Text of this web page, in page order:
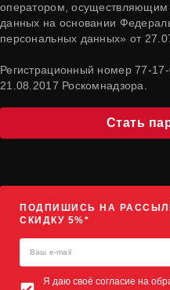
оператором, осуществляющим
данных на основании
персональных данных» от
Регистрационный номер 77-
21.08.2017 Роскомнадзора.
Стать
ПОДПИШИСЬ НА
СКИДКУ 5%*
Я даю своё согласие на